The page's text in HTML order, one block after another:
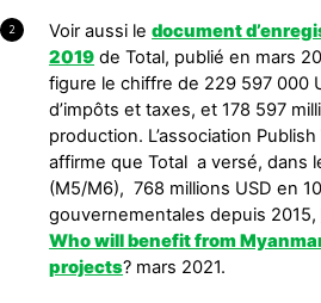
2 Voir aussi ledocument
2019 de Total, publié en mars
figure le chiffre de 229 597 000
d’impôts et taxes, et 178 597
production. L’association
affirme que Total a versé, dans
(M5/M6), 768 millions USD en
gouvernementales depuis 2015,
Who will benefit from
projects? mars 2021.